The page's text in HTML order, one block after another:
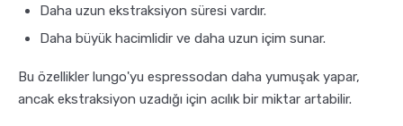
Daha uzun ekstraksiyon süresi vardır.
Daha büyük hacimlidir ve daha uzun içim sunar.
Bu özellikler lungo'yu espressodan daha yumuşak yapar,
ancak ekstraksiyon uzadığı için acılık bir miktar artabilir.